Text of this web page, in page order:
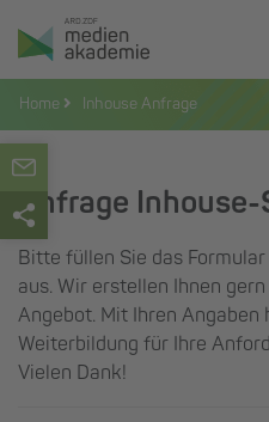
Zum
Inhalt
springen
Home Inhouse Anfrage
Anfrage Inhouse-
Bitte füllen Sie das
aus. Wir erstellen Ihnen
Angebot. Mit Ihren Angaben
Weiterbildung für Ihre
Vielen Dank!